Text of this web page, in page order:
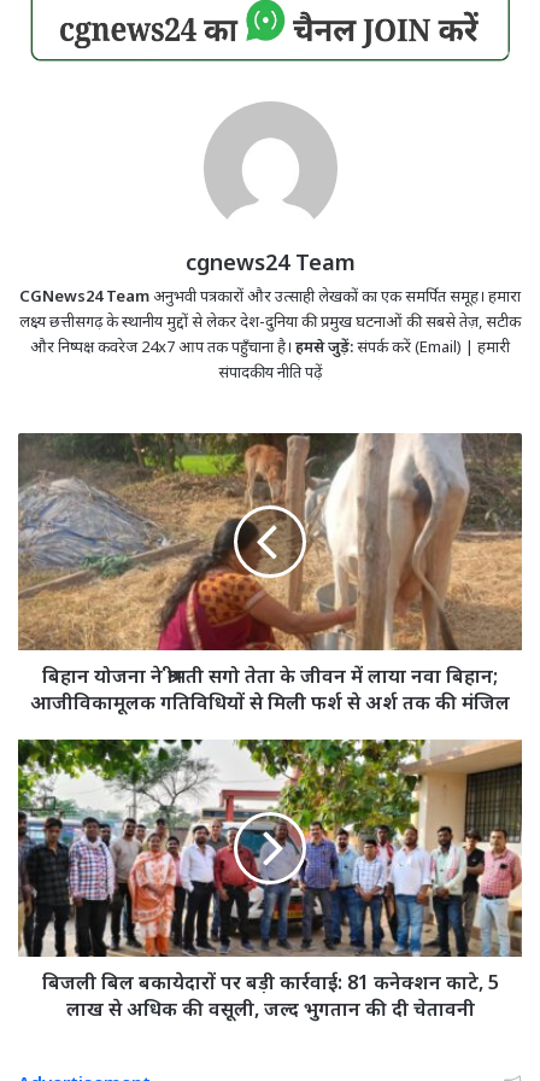
cgnews24 Team
CGNews24 Teamअनुभवी पत्रकारों और उत्साही लेखकों का एक समर्पित समूह। हमारा
लक्ष्य छत्तीसगढ़ के स्थानीय मुद्दों से लेकर देश-दुनिया की प्रमुख घटनाओं की सबसे तेज़, सटीक
और निष्पक्ष कवरेज 24x7 आप तक पहुँचाना है। हमसे जुड़ें:संपर्क करें (Email) | हमारी
संपादकीय नीति पढ़ें
बिहान
योजना
ने
श्रीमती
सगो
तेता
के
जीवन
में
लाया
नवा
आजीविकामूलक
गतिविधियों
से
मिली
फर्श
से
अर्श
तक
की
मंजिल
बिहान योजना ने श्रीमती सगो तेता के जीवन में लाया नवा बिहान;
आजीविकामूलक गतिविधियों से मिली फर्श से अर्श तक की मंजिल
बिजली
बिल
बकायेदारों
पर
बड़ी
कार्रवाई:
81
कनेक्शन
काटे,
बिजली बिल बकायेदारों पर बड़ी कार्रवाई: 81 कनेक्शन काटे, 5
लाख से अधिक की वसूली, जल्द भुगतान की दी चेतावनी